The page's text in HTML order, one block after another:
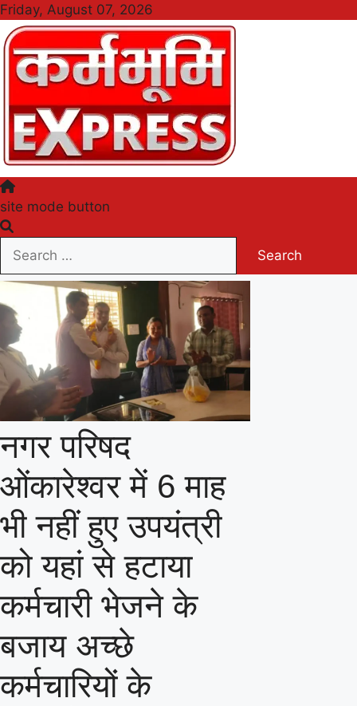
Skip
to
content
Friday, August 07, 2026
Karmabhumi Express
site mode button
Search
for:
नगर परिषद
ओंकारेश्वर में 6 माह
भी नहीं हुए उपयंत्री
को यहां से हटाया
कर्मचारी भेजने के
बजाय अच्छे
कर्मचारियों के